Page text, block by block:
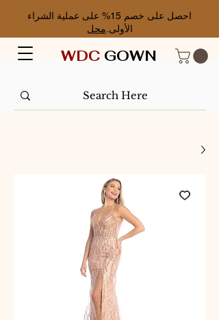
احصل على خصم 15% على عملية الشراء
الأولى. محل
WDC GOWN